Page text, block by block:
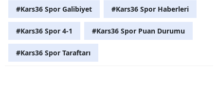
#Kars36 Spor Galibiyet #Kars36 Spor Haberleri
#Kars36 Spor 4-1 #Kars36 Spor Puan Durumu
#Kars36 Spor Taraftarı